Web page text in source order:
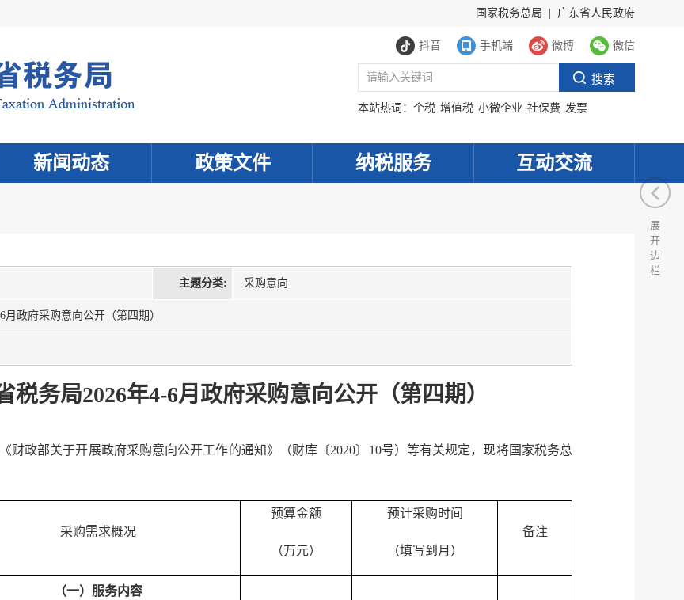
国家税务总局 广东省人民政府
抖音 手机端 微博 微信
本站热词： 个税 增值税 小微企业 社保费 发票
新闻动态 政策文件 纳税服务 互动交流
主题分类: 采购意向
政府采购意向公开（第四期）
税务局2026年4-6月政府采购意向公开（第四期）
财政部关于开展政府采购意向公开工作的通知》（财库〔2020〕10号）等有关规定，现将国家税务总
采购需求概况
预算金额
（万元）
预计采购时间
（填写到月）
备注
（一）服务内容
展
开
边
栏